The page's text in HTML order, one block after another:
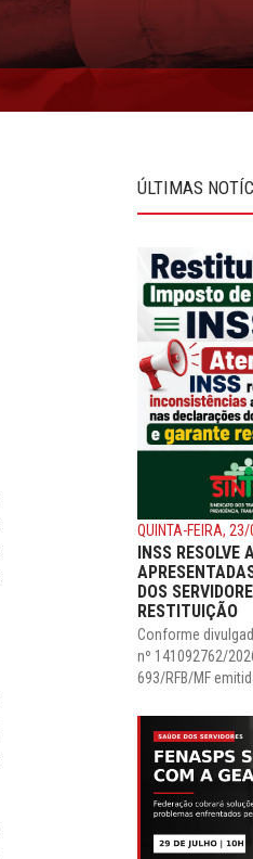
ÚLTIMAS
QUINTA-FEIRA,
INSS
DOS
RESTITUIÇÃO
Conforme
nº 141092762/
693/RFB/MF